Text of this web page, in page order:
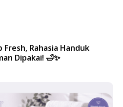
Rahasia Handuk
Dipakai! 🛁✨